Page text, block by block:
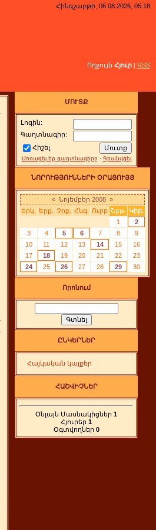
Հինգշաբթի, 06.08.2026, 05:18
Ողջույն Հյուր | RSS
ՄՈՒՏՔ
Լոգին:
Գաղտնագիր:
Հիշել
Մոռացել եք գաղտնագիրը · Գրանվցել
ՆՈՐՈՒԹՅՈՒՆՆԵՐԻ ՕՐԱՑՈՒՅՑ
« Նոյեմբեր 2008 »
Երկ.
Երք. Չրք. Հնգ. Ուրբ Շբթ.
Կիր.
1
2
3
4 5 6 7 8
9
10
11 12 13 14 15
16
17
18 19 20 21 22
23
24
25 26 27 28 29 30
Որոնում
ԸՆԿԵՐՆԵՐ
Հայկական կայքեր
ՀԱՇՎԻՉՆԵՐ
Օնլայն Մասնակիցներ 1
Հյուրեր 1
Օգտվողներ 0